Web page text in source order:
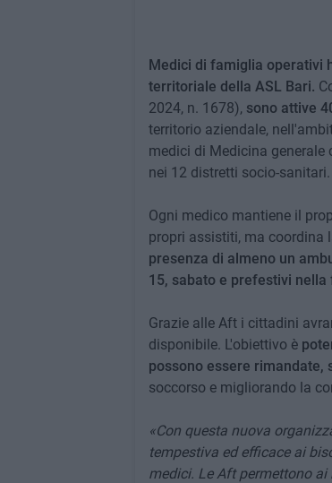
Medici di famiglia operativi
territoriale della ASL Bari.
2024, n. 1678), sono attive
territorio aziendale,
medici di Medicina
nei 12 distretti socio-sanitari.
Ogni medico mantiene il
propri assistiti, ma coordina
presenza di almeno un
15, sabato e prefestivi nella
Grazie alle Aft i cittadini
disponibile. L'obiettivo è
possono essere rimandate,
soccorso e migliorando la
«Con questa nuova
tempestiva ed efficace ai
medici. Le Aft permettono